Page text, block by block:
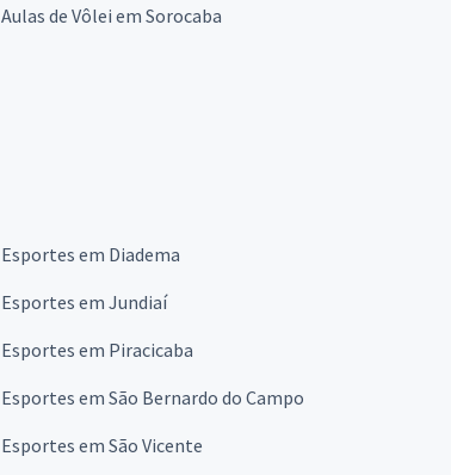
Aulas de Vôlei em Sorocaba
Esportes em Diadema
Esportes em Jundiaí
Esportes em Piracicaba
Esportes em São Bernardo do Campo
Esportes em São Vicente